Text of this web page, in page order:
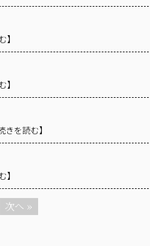
】
】
を読む】
】
次へ »